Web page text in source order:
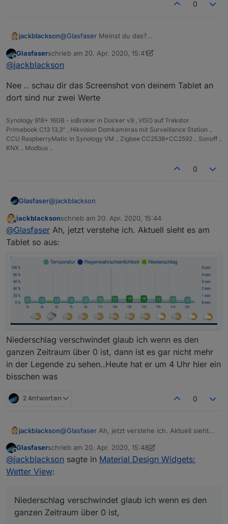
0
jackblackson@Glasfaser Meinst du das?
Offline
Glasfaserschrieb am 20. Apr. 2020, 15:41
zuletzt editiert von Glasfaser
@jackblackson
Nee .. schau dir das Screenshot von deinem Tablet an
dort sind nur zwei Werte
Synology 918+ 16GB - ioBroker in Docker v9 , VISO auf Trekstor
Primebook C13 13,3" , Hikvision Domkameras mit Surveillance Station ..
CCU RaspberryMatic in Synology VM .. Zigbee CC2538+CC2592 .. Sonoff ..
KNX .. Modbus ..
0
Glasfaser@jackblackson
Nee .. schau dir das Screenshot von deinem Tablet
an dort sind nur zwei Werte
Offline
jackblacksonschrieb am 20. Apr. 2020, 15:44
zuletzt editiert von
@Glasfaser Ah, jetzt verstehe ich. Aktuell sieht es am
Tablet so aus:
Niederschlag verschwindet glaub ich wenn es den
ganzen Zeitraum über 0 ist, dann ist es gar nicht mehr
in der Legende zu sehen..Heute hat er um 4 Uhr hier ein
bisschen was
2 Antworten 0
jackblackson@Glasfaser Ah, jetzt verstehe ich. Aktuell sieht
Niederschlag verschwindet glaub ich wenn es
den ganzen Zeitraum über 0 ist, dann ist es gar
Offline
Glasfaserschrieb am 20. Apr. 2020, 15:48
zuletzt editiert von Glasfaser
@jackblackson sagte in Material Design Widgets:
Wetter View:
Niederschlag verschwindet glaub ich wenn es den
ganzen Zeitraum über 0 ist,